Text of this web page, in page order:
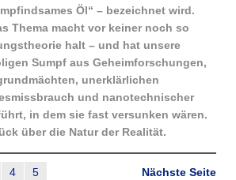
Öl“ – bezeichnet wird.
Thema macht vor keiner noch so
halt – und hat unsere
Sumpf aus Geheimforschungen,
unerklärlichen
und nanotechnischer
in dem sie fast versunken wären.
über die Natur der Realität.
Nächste Seite
4 5